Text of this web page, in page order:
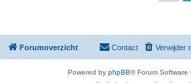
Forumoverzicht Verwijder
Contact
Powered by phpBB® Forum Software